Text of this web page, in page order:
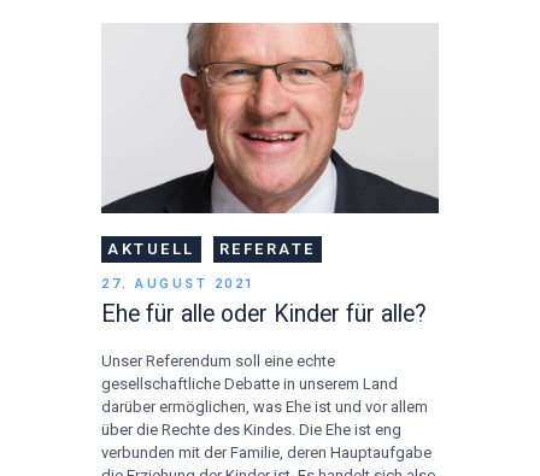
AKTUELL REFERATE
27. AUGUST 2021
Ehe für alle oder Kinder für alle?
Unser Referendum soll eine echte
gesellschaftliche Debatte in unserem Land
darüber ermöglichen, was Ehe ist und vor allem
über die Rechte des Kindes. Die Ehe ist eng
verbunden mit der Familie, deren Hauptaufgabe